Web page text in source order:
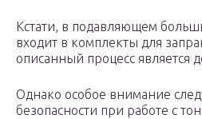
Кстати, в подавляющем
входит в комплекты для
описанный процесс является
Однако особое внимание
безопасности при работе с